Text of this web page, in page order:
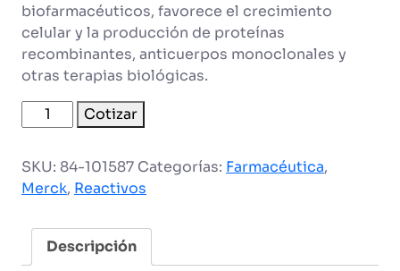
biofarmacéuticos, favorece el crecimiento
celular y la producción de proteínas
recombinantes, anticuerpos monoclonales y
otras terapias biológicas.
Arginina
Cotizar
SKU: 84-101587 Categorías: Farmacéutica,
Merck, Reactivos
Descripción